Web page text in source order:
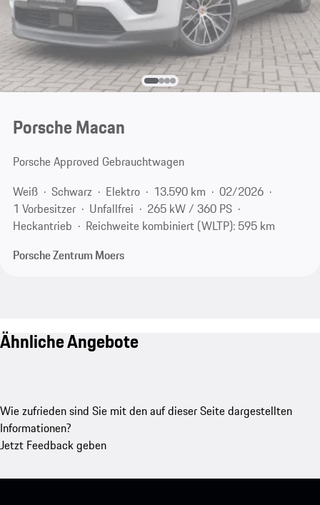
Porsche Macan
Porsche Approved Gebrauchtwagen
Weiß
Schwarz Elektro 13.590 km
02/2026
1 Vorbesitzer
Unfallfrei
265 kW / 360 PS
Heckantrieb
Reichweite kombiniert (WLTP): 595 km
Porsche Zentrum Moers
Ähnliche Angebote
Wie zufrieden sind Sie mit den auf dieser Seite dargestellten
Informationen?
Jetzt Feedback geben